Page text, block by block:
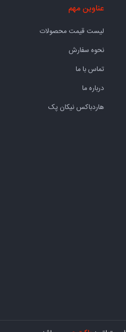
عناوین مهم
لیست قیمت محصولات
نحوه سفارش
تماس با ما
درباره ما
هاردباکس نیکان پک